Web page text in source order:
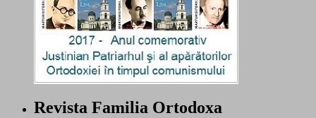
Revista Familia Ortodoxa